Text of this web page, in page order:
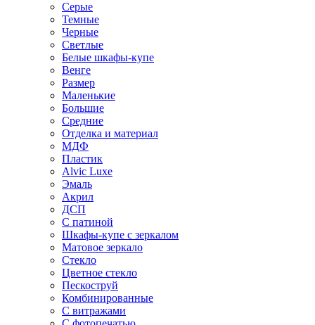
Серые
Темные
Черные
Светлые
Белые шкафы-купе
Венге
Размер
Маленькие
Большие
Средние
Отделка и материал
МДФ
Пластик
Alvic Luxe
Эмаль
Акрил
ДСП
С патиной
Шкафы-купе с зеркалом
Матовое зеркало
Стекло
Цветное стекло
Пескоструй
Комбинированные
С витражами